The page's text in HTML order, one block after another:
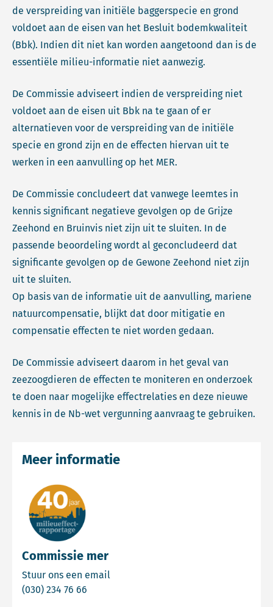
de verspreiding van initiële baggerspecie en grond
voldoet aan de eisen van het Besluit bodemkwaliteit
(Bbk). Indien dit niet kan worden aangetoond dan is de
essentiële milieu-informatie niet aanwezig.
De Commissie adviseert indien de verspreiding niet
voldoet aan de eisen uit Bbk na te gaan of er
alternatieven voor de verspreiding van de initiële
specie en grond zijn en de effecten hiervan uit te
werken in een aanvulling op het MER.
De Commissie concludeert dat vanwege leemtes in
kennis significant negatieve gevolgen op de Grijze
Zeehond en Bruinvis niet zijn uit te sluiten. In de
passende beoordeling wordt al geconcludeerd dat
significante gevolgen op de Gewone Zeehond niet zijn
uit te sluiten.
Op basis van de informatie uit de aanvulling, mariene
natuurcompensatie, blijkt dat door mitigatie en
compensatie effecten te niet worden gedaan.
De Commissie adviseert daarom in het geval van
zeezoogdieren de effecten te moniteren en onderzoek
te doen naar mogelijke effectrelaties en deze nieuwe
kennis in de Nb-wet vergunning aanvraag te gebruiken.
Commissie mer
Stuur ons een email
(030) 234 76 66
Meer informatie